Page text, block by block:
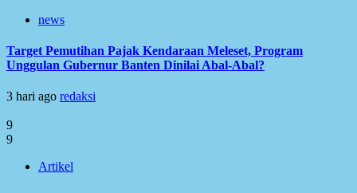
news
Target Pemutihan Pajak Kendaraan Meleset, Program
Unggulan Gubernur Banten Dinilai Abal-Abal?
3 hari ago redaksi
9
9
Artikel